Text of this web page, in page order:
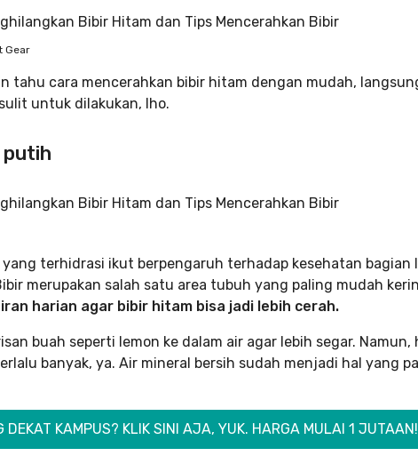
Gear
tahu cara mencerahkan bibir hitam dengan mudah,
untuk dilakukan, lho.
putih
terhidrasi ikut berpengaruh terhadap kesehatan bagian
merupakan salah satu area tubuh yang paling mudah
harian agar bibir hitam bisa jadi lebih cerah.
buah seperti lemon ke dalam air agar lebih segar. Namun,
banyak, ya. Air mineral bersih sudah menjadi hal yang
DEKAT KAMPUS? KLIK SINI AJA, YUK. HARGA MULAI 1 JUTAAN!